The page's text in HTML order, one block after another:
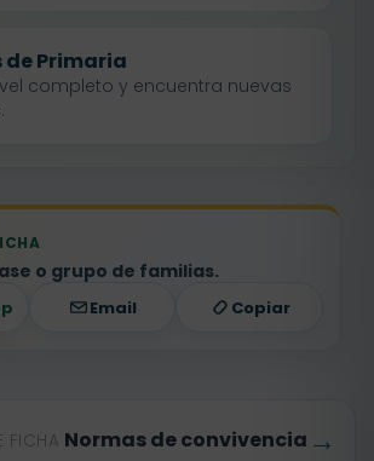
de Primaria
completo y encuentra nuevas
o grupo de familias.
Email Copiar
FICHA Normas de convivencia →